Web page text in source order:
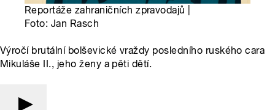
Reportáže zahraničních zpravodajů |
Foto: Jan Rasch
Výročí brutální bolševické vraždy posledního ruského cara
Mikuláše II., jeho ženy a pěti dětí.